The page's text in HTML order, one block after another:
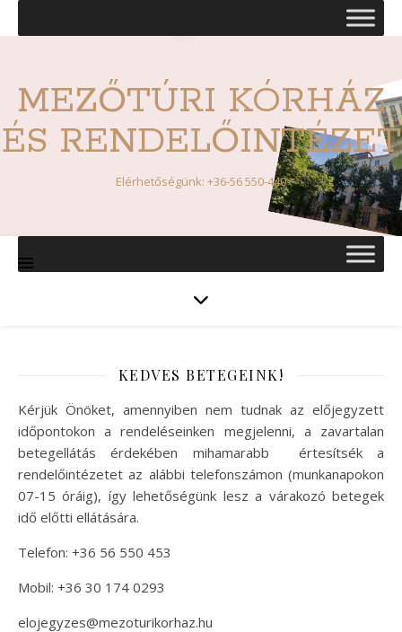
MEZŐTÚRI KÓRHÁZ
ÉS RENDELŐINTÉZET
Elérhetőségünk: +36-56 550-440
KEDVES BETEGEINK!
Kérjük Önöket, amennyiben nem tudnak az előjegyzett
időpontokon a rendeléseinken megjelenni, a zavartalan
betegellátás érdekében mihamarabb értesítsék a
rendelőintézetet az alábbi telefonszámon (munkanapokon
07-15 óráig), így lehetőségünk lesz a várakozó betegek
idő előtti ellátására.
Telefon: +36 56 550 453
Mobil: +36 30 174 0293
elojegyzes@mezoturikorhaz.hu